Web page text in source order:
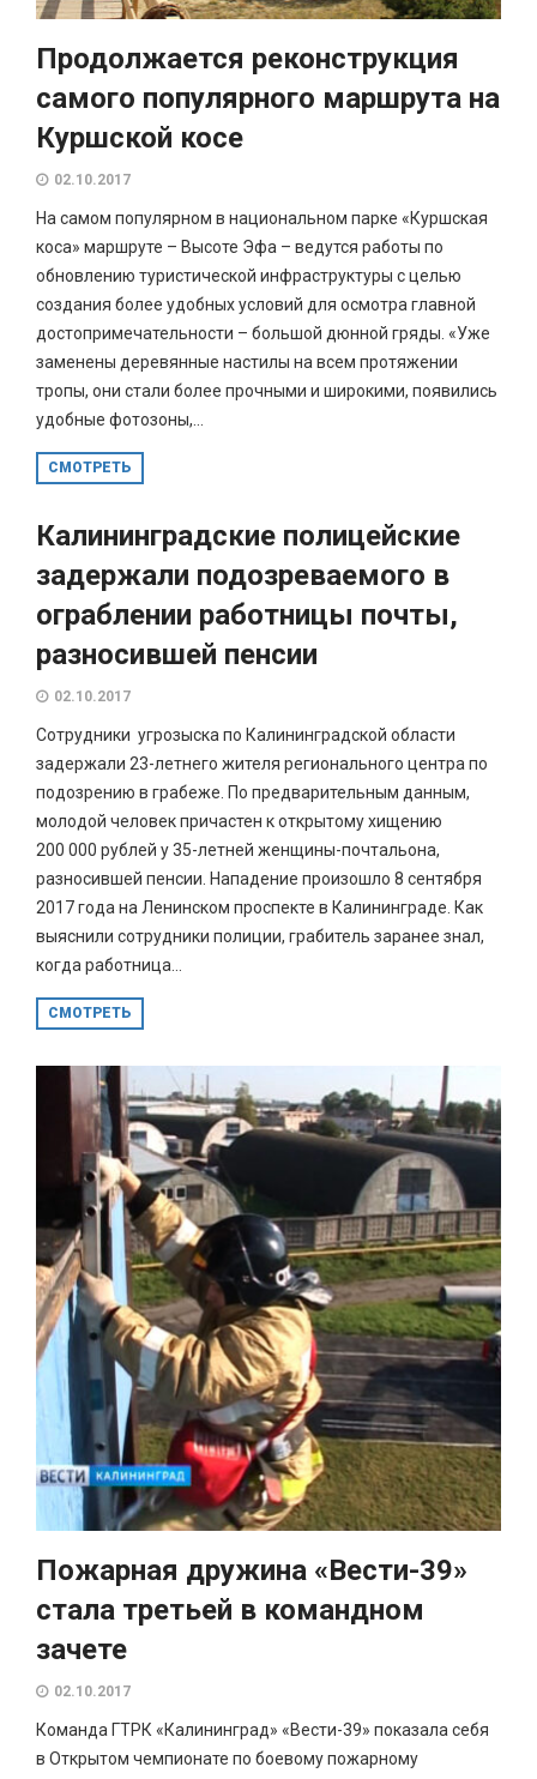
Продолжается реконструкция
самого популярного маршрута на
Куршской косе
02.10.2017
На самом популярном в национальном парке «Куршская
коса» маршруте – Высоте Эфа – ведутся работы по
обновлению туристической инфраструктуры с целью
создания более удобных условий для осмотра главной
достопримечательности – большой дюнной гряды. «Уже
заменены деревянные настилы на всем протяжении
тропы, они стали более прочными и широкими, появились
удобные фотозоны,...
СМОТРЕТЬ
Калининградские полицейские
задержали подозреваемого в
ограблении работницы почты,
разносившей пенсии
02.10.2017
Сотрудники угрозыска по Калининградской области
задержали 23-летнего жителя регионального центра по
подозрению в грабеже. По предварительным данным,
молодой человек причастен к открытому хищению
200 000 рублей у 35-летней женщины-почтальона,
разносившей пенсии. Нападение произошло 8 сентября
2017 года на Ленинском проспекте в Калининграде. Как
выяснили сотрудники полиции, грабитель заранее знал,
когда работница...
СМОТРЕТЬ
Пожарная дружина «Вести-39»
стала третьей в командном
зачете
02.10.2017
Команда ГТРК «Калининград» «Вести-39» показала себя
в Открытом чемпионате по боевому пожарному